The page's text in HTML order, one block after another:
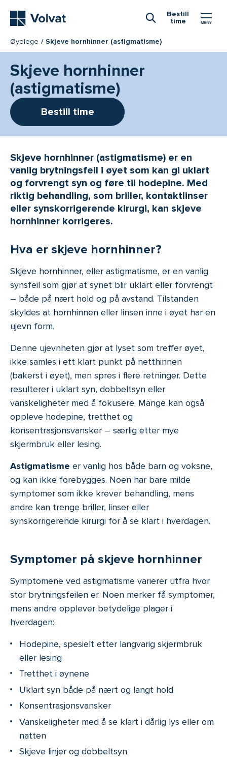
Bestill
time
Øyelege Skjeve hornhinner (astigmatisme)
Skjeve hornhinner
(astigmatisme)
Bestill time
Skjeve hornhinner (astigmatisme) er en
vanlig brytningsfeil i øyet som kan gi uklart
og forvrengt syn og føre til hodepine. Med
riktig behandling, som briller, kontaktlinser
eller synskorrigerende kirurgi, kan skjeve
hornhinner korrigeres.
Hva er skjeve hornhinner?
Skjeve hornhinner, eller astigmatisme, er en vanlig
synsfeil som gjør at synet blir uklart eller forvrengt
– både på nært hold og på avstand. Tilstanden
skyldes at hornhinnen eller linsen inne i øyet har en
ujevn form.
Denne ujevnheten gjør at lyset som treffer øyet,
ikke samles i ett klart punkt på netthinnen
(bakerst i øyet), men spres i flere retninger. Dette
resulterer i uklart syn, dobbeltsyn eller
vanskeligheter med å fokusere. Mange kan også
oppleve hodepine, tretthet og
konsentrasjonsvansker – særlig etter mye
skjermbruk eller lesing.
Astigmatisme er vanlig hos både barn og voksne,
og kan ikke forebygges. Noen har bare milde
symptomer som ikke krever behandling, mens
andre kan trenge briller, linser eller
synskorrigerende kirurgi for å se klart i hverdagen.
Symptomer på skjeve hornhinner
Symptomene ved astigmatisme varierer utfra hvor
stor brytningsfeilen er. Noen merker få symptomer,
mens andre opplever betydelige plager i
hverdagen:
Hodepine, spesielt etter langvarig skjermbruk
eller lesing
Tretthet i øynene
Uklart syn både på nært og langt hold
Konsentrasjonsvansker
Vanskeligheter med å se klart i dårlig lys eller om
natten
Skjeve linjer og dobbeltsyn